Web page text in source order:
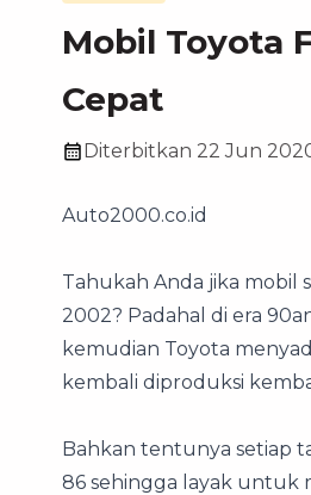
Mobil Toyota
Cepat
Diterbitkan 22 Jun
Auto2000.co.id
Tahukah Anda jika mobil
2002? Padahal di era
kemudian Toyota
kembali diproduksi
Bahkan tentunya setiap
86 sehingga layak untuk